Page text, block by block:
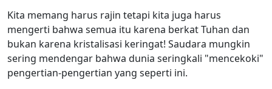
Kita memang harus rajin tetapi kita juga harus
mengerti bahwa semua itu karena berkat Tuhan dan
bukan karena kristalisasi keringat! Saudara mungkin
sering mendengar bahwa dunia seringkali "mencekoki"
pengertian-pengertian yang seperti ini.